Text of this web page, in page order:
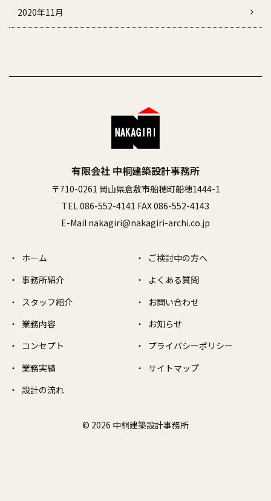
2020年11月
有限会社 中桐建築設計事務所
〒710-0261 岡山県倉敷市船穂町船穂1444-1
TEL 086-552-4141 FAX 086-552-4143
E-Mail nakagiri@nakagiri-archi.co.jp
ホーム
事務所紹介
スタッフ紹介
業務内容
コンセプト
業務実績
設計の流れ
ご検討中の方へ
よくある質問
お問い合わせ
お知らせ
プライバシーポリシー
サイトマップ
© 2026 中桐建築設計事務所